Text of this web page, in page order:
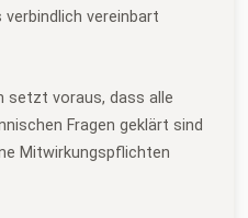
vereinbart
setzt voraus, dass alle
Fragen geklärt sind
Mitwirkungspflichten